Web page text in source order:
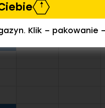
Klik – pakowanie